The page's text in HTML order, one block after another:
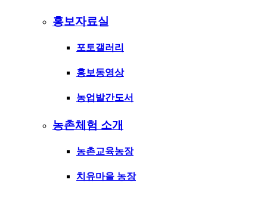
홍보자료실
포토갤러리
홍보동영상
농업발간도서
농촌체험 소개
농촌교육농장
치유마을 농장